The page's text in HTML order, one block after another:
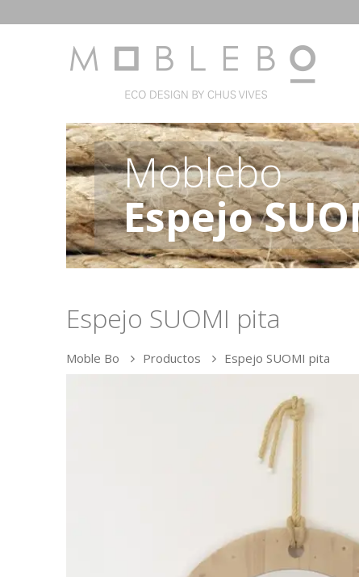
Moblebo
Espejo
Espejo SUOMI pita
Moble Bo Productos Espejo SUOMI pita